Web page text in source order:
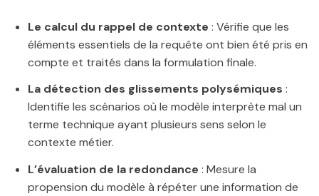
Le calcul du rappel de contexte : Vérifie que les
éléments essentiels de la requête ont bien été pris en
compte et traités dans la formulation finale.
La détection des glissements polysémiques :
Identifie les scénarios où le modèle interprète mal un
terme technique ayant plusieurs sens selon le
contexte métier.
L’évaluation de la redondance : Mesure la
propension du modèle à répéter une information de